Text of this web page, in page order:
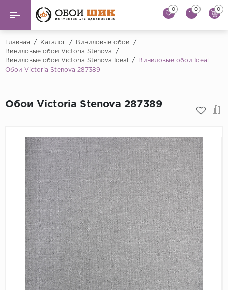
Назад
Виниловые обои ...
Artsimple
Bernardo
Cristiana Masi
Decori Decori
...
Emiliana Parati
Fipar
Grandeco
Kerama Marazzi
Marburg
Флоковые обои
Обои панно
Обои под покраску
Краска
0 0 0
Главная / Каталог / Виниловые обои
/
Виниловые обои Victoria Stenova
/
Виниловые обои Victoria Stenova Ideal
/
Виниловые обои Ideal
Обои Victoria Stenova 287389
Обои Victoria Stenova 287389